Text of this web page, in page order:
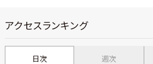
アクセスランキング
日次 週次